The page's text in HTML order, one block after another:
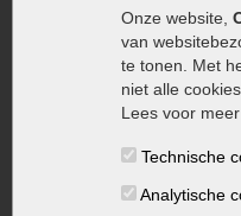
Onze website,
van
te tonen. Met
niet alle
Lees voor
Technische
Analytische